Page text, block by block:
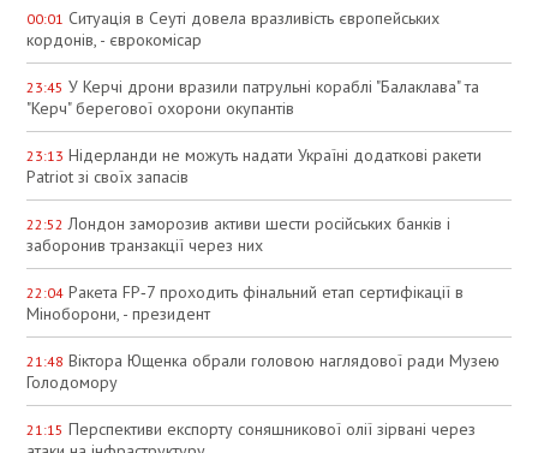
00:01 Ситуація в Сеуті довела вразливість європейських
кордонів, - єврокомісар
23:45 У Керчі дрони вразили патрульні кораблі "Балаклава" та
"Керч" берегової охорони окупантів
23:13 Нідерланди не можуть надати Україні додаткові ракети
Patriot зі своїх запасів
22:52 Лондон заморозив активи шести російських банків і
заборонив транзакції через них
22:04 Ракета FP‑7 проходить фінальний етап сертифікації в
Міноборони, - президент
21:48 Віктора Ющенка обрали головою наглядової ради Музею
Голодомору
21:15 Перспективи експорту соняшникової олії зірвані через